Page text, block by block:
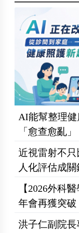
AI能幫整理
「愈查愈亂
近視雷射不
人化評估成關
【2026外科
年會再獲突破
洪子仁副院長